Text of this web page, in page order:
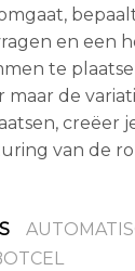
en een
te
maar de
van de